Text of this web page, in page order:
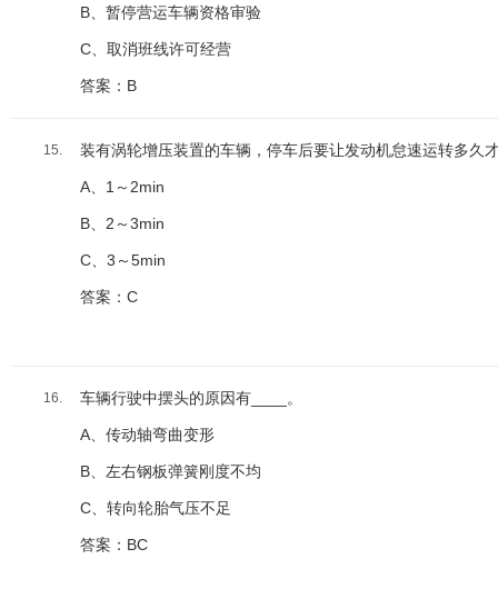
B、暂停营运车辆资格审验
C、取消班线许可经营
答案：B
15. 装有涡轮增压装置的车辆，停车后要让发动机怠速运转多久
A、1～2min
B、2～3min
C、3～5min
答案：C
16. 车辆行驶中摆头的原因有____。
A、传动轴弯曲变形
B、左右钢板弹簧刚度不均
C、转向轮胎气压不足
答案：BC